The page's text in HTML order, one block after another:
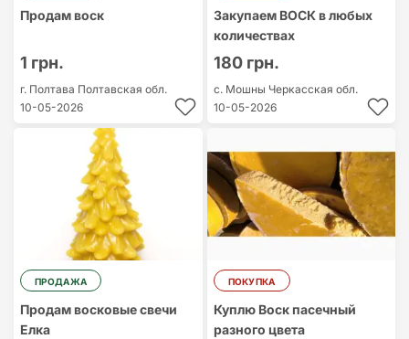
Продам воск
1 грн.
г. Полтава Полтавская обл.
10-05-2026
Закупаем ВОСК в любых
количествах
180 грн.
с. Мошны Черкасская обл.
10-05-2026
ПРОДАЖА
Продам восковые свечи
Елка
ПОКУПКА
Куплю Воск пасечный
разного цвета